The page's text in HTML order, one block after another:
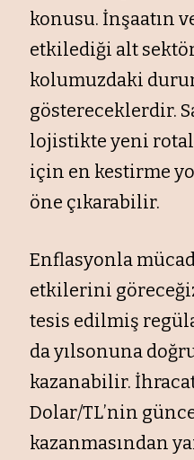
konusu. İnşaatın
etkilediği alt
kolumuzdaki
göstereceklerdir.
lojistikte yeni
için en kestirme
öne çıkarabilir.
Enflasyonla
etkilerini
tesis edilmiş
da yılsonuna
kazanabilir.
Dolar/TL’nin
kazanmasından